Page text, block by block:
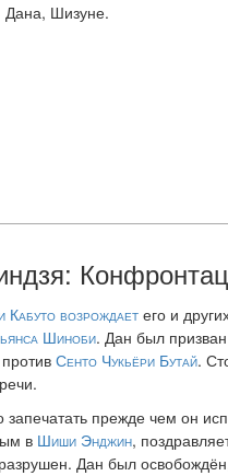
Дана, Шизуне.
Кабутовозрождает его и
Шиноби. Дан был
против Сенто Чукьёри Бутай.
прежде чем он
в Шиши Энджин,
Дан был